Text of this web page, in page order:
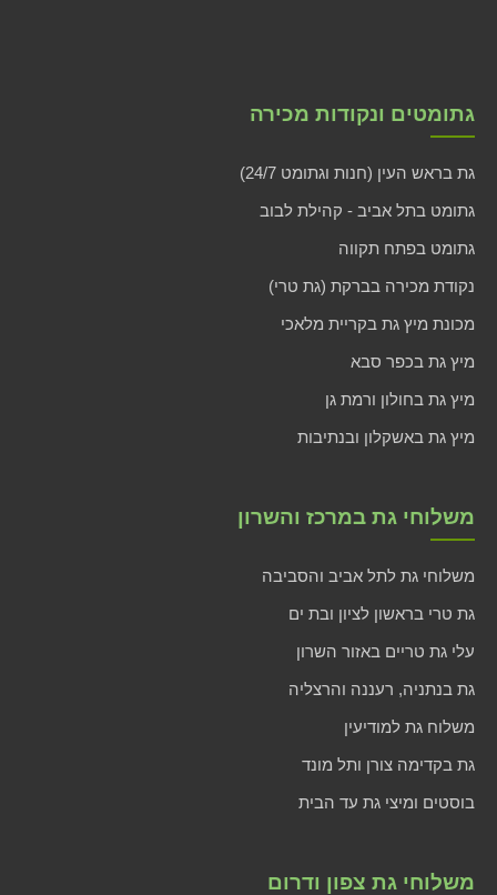
גתומטים ונקודות מכירה
גת בראש העין (חנות וגתומט 24/7)
גתומט בתל אביב - קהילת לבוב
גתומט בפתח תקווה
נקודת מכירה בברקת (גת טרי)
מכונת מיץ גת בקריית מלאכי
מיץ גת בכפר סבא
מיץ גת בחולון ורמת גן
מיץ גת באשקלון ובנתיבות
משלוחי גת במרכז והשרון
משלוחי גת לתל אביב והסביבה
גת טרי בראשון לציון ובת ים
עלי גת טריים באזור השרון
גת בנתניה, רעננה והרצליה
משלוח גת למודיעין
גת בקדימה צורן ותל מונד
בוסטים ומיצי גת עד הבית
משלוחי גת צפון ודרום